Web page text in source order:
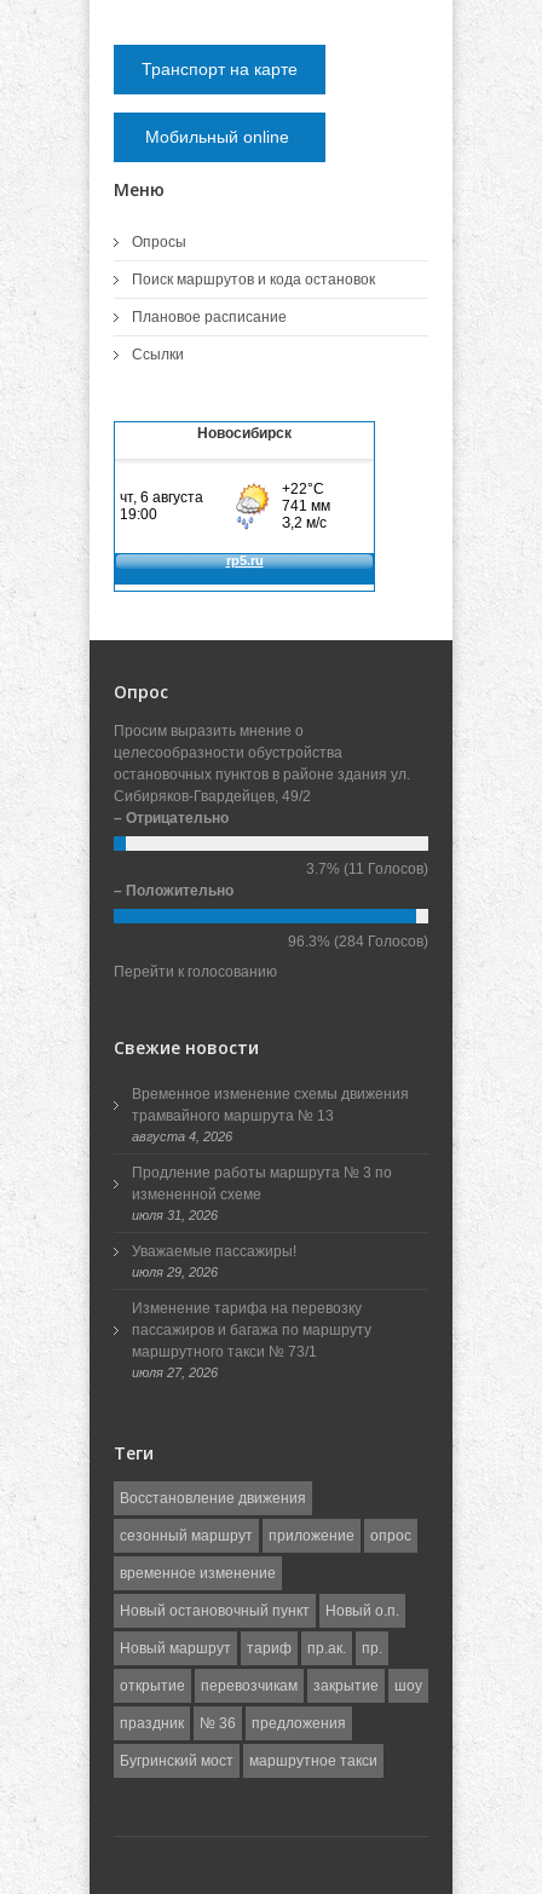
Транспорт на карте
Мобильный online
Меню
Опросы
Поиск маршрутов и кода остановок
Плановое расписание
Ссылки
Новосибирск
Опрос
Просим выразить мнение о
целесообразности обустройства
остановочных пунктов в районе здания ул.
Сибиряков-Гвардейцев, 49/2
– Отрицательно
3.7% (11 Голосов)
– Положительно
96.3% (284 Голосов)
Перейти к голосованию
Свежие новости
Временное изменение схемы движения
трамвайного маршрута № 13
августа 4, 2026
Продление работы маршрута № 3 по
измененной схеме
июля 31, 2026
Уважаемые пассажиры!
июля 29, 2026
Изменение тарифа на перевозку
пассажиров и багажа по маршруту
маршрутного такси № 73/1
июля 27, 2026
Теги
Восстановление движения
сезонный маршрут приложение опрос
временное изменение
Новый остановочный пункт Новый о.п.
Новый маршрут тариф пр.ак. пр.
открытие перевозчикам закрытие шоу
праздник № 36 предложения
Бугринский мост маршрутное такси